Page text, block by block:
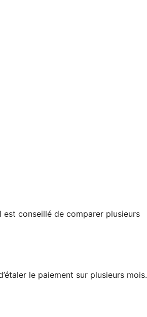
est conseillé de comparer plusieurs
le paiement sur plusieurs mois.